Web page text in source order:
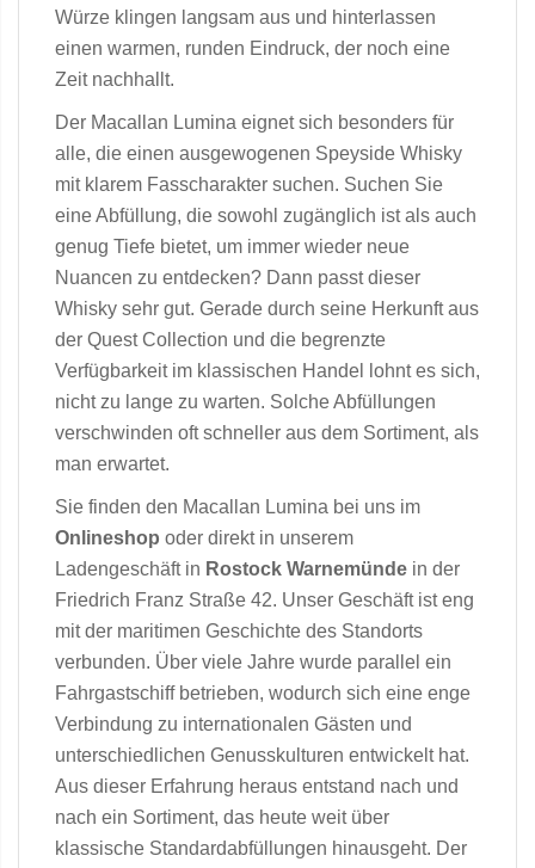
Würze klingen langsam aus und hinterlassen
einen warmen, runden Eindruck, der noch eine
Zeit nachhallt.
Der Macallan Lumina eignet sich besonders für
alle, die einen ausgewogenen Speyside Whisky
mit klarem Fasscharakter suchen. Suchen Sie
eine Abfüllung, die sowohl zugänglich ist als auch
genug Tiefe bietet, um immer wieder neue
Nuancen zu entdecken? Dann passt dieser
Whisky sehr gut. Gerade durch seine Herkunft aus
der Quest Collection und die begrenzte
Verfügbarkeit im klassischen Handel lohnt es sich,
nicht zu lange zu warten. Solche Abfüllungen
verschwinden oft schneller aus dem Sortiment, als
man erwartet.
Sie finden den Macallan Lumina bei uns im
Onlineshop oder direkt in unserem
Ladengeschäft in Rostock Warnemünde in der
Friedrich Franz Straße 42. Unser Geschäft ist eng
mit der maritimen Geschichte des Standorts
verbunden. Über viele Jahre wurde parallel ein
Fahrgastschiff betrieben, wodurch sich eine enge
Verbindung zu internationalen Gästen und
unterschiedlichen Genusskulturen entwickelt hat.
Aus dieser Erfahrung heraus entstand nach und
nach ein Sortiment, das heute weit über
klassische Standardabfüllungen hinausgeht. Der